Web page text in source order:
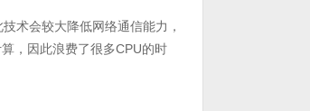
术会较大降低网络通信能力，
，因此浪费了很多CPU的时